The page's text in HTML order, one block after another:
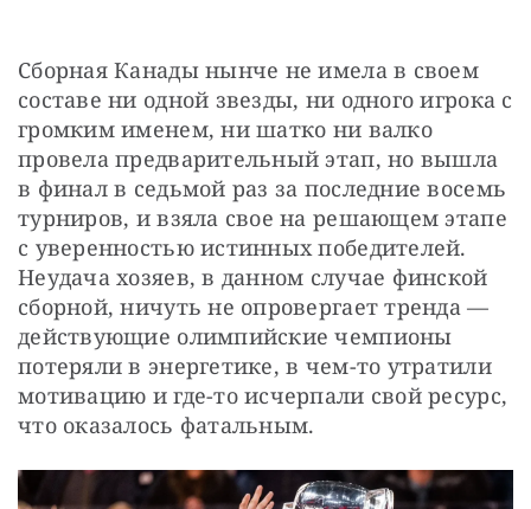
Сборная Канады нынче не имела в своем
составе ни одной звезды, ни одного игрока с
громким именем, ни шатко ни валко
провела предварительный этап, но вышла
в финал в седьмой раз за последние восемь
турниров, и взяла свое на решающем этапе
с уверенностью истинных победителей.
Неудача хозяев, в данном случае финской
сборной, ничуть не опровергает тренда —
действующие олимпийские чемпионы
потеряли в энергетике, в чем-то утратили
мотивацию и где-то исчерпали свой ресурс,
что оказалось фатальным.